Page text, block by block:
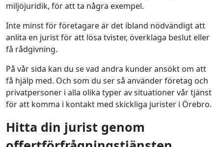
miljöjuridik, för att ta några exempel.
Inte minst för företagare är det ibland nödvändigt att
anlita en jurist för att lösa tvister, överklaga beslut eller
få rådgivning.
På vår sida kan du se vad andra kunder ansökt om att
få hjälp med. Och som du ser så använder företag och
privatpersoner i alla olika typer av situationer vår tjänst
för att komma i kontakt med skickliga jurister i Örebro.
Hitta din jurist genom